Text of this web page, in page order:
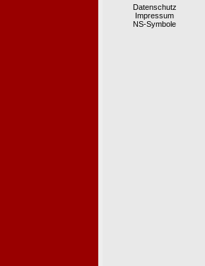
Datenschutz
Impressum
NS-Symbole